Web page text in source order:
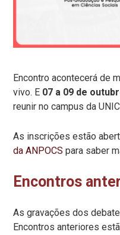
Encontro acontecerá de
vivo. E 07 a 09 de
reunir no campus da
As inscrições estão
da ANPOCS para saber
Encontros
As gravações dos
Encontros anteriores